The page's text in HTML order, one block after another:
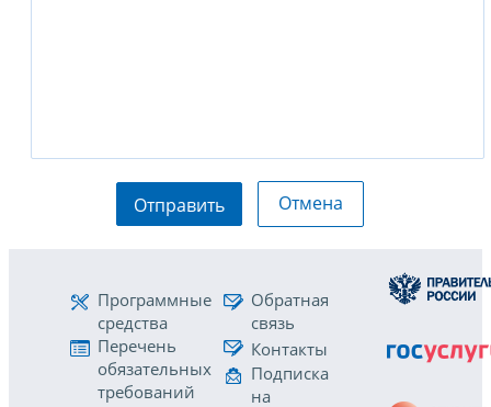
Отправить Отмена
Программные
средства
Перечень
обязательных
требований
Обратная
связь
Контакты
Подписка
на